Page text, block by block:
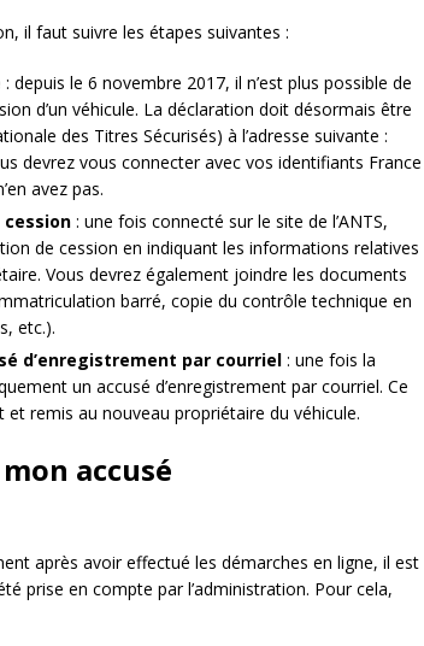
il faut suivre les étapes suivantes :
: depuis le 6 novembre 2017, il n’est plus possible de
d’un véhicule. La déclaration doit désormais être
des Titres Sécurisés) à l’adresse suivante :
devrez vous connecter avec vos identifiants France
avez pas.
: une fois connecté sur le site de l’ANTS,
de cession en indiquant les informations relatives
Vous devrez également joindre les documents
barré, copie du contrôle technique en
etc.).
d’enregistrement par courriel : une fois la
un accusé d’enregistrement par courriel. Ce
remis au nouveau propriétaire du véhicule.
accusé
après avoir effectué les démarches en ligne, il est
prise en compte par l’administration. Pour cela,